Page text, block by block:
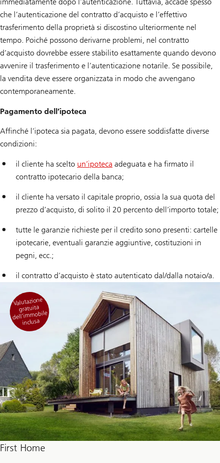
immediatamente dopo l’autenticazione. Tuttavia, accade spesso
che l’autenticazione del contratto d’acquisto e l’effettivo
trasferimento della proprietà si discostino ulteriormente nel
tempo. Poiché possono derivarne problemi, nel contratto
d’acquisto dovrebbe essere stabilito esattamente quando devono
avvenire il trasferimento e l’autenticazione notarile. Se possibile,
la vendita deve essere organizzata in modo che avvengano
contemporaneamente.
Pagamento dell’ipoteca
Affinché l’ipoteca sia pagata, devono essere soddisfatte diverse
condizioni:
il cliente ha scelto un’ipoteca adeguata e ha firmato il
contratto ipotecario della banca;
il cliente ha versato il capitale proprio, ossia la sua quota del
prezzo d’acquisto, di solito il 20 percento dell’importo totale;
tutte le garanzie richieste per il credito sono presenti: cartelle
ipotecarie, eventuali garanzie aggiuntive, costituzioni in
pegni, ecc.;
il contratto d’acquisto è stato autenticato dal/dalla notaio/a.
Valutazione
gratuita
dell’immobile
inclusa
First Home